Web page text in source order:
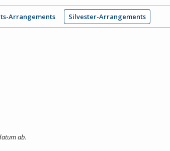
Arrangements Silvester-Arrangements
ab.